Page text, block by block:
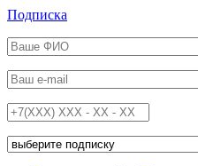
Перейти к основному
Подписка
ФИО*
Email*
Телефон*
Подписка на*